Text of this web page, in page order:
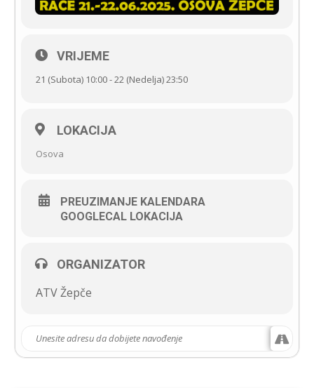
VRIJEME
21 (Subota) 10:00 - 22 (Nedelja) 23:50
LOKACIJA
Osova
PREUZIMANJE KALENDARA
GOOGLECAL LOKACIJA
ORGANIZATOR
ATV Žepče